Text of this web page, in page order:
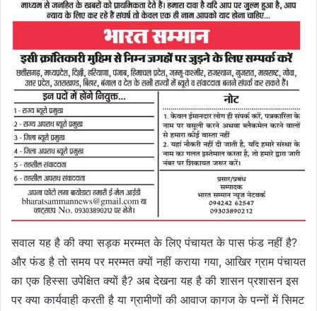
सवाल यह है की क्या सड़क मरम्मत के लिए पंचायत के पास फंड नहीं है?
और फंड है तो समय पर मरम्मत क्यों नहीं कराया गया, आखिर ग्राम पंचायत
का एक हिस्सा उपेक्षित क्यों है? अब देखना यह है की शासन प्रशासन इस
पर क्या कार्यवाही करती है या ग्रामीणों की आवाज कागज के पन्नों में सिमट